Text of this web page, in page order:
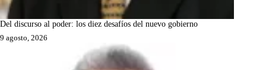
Del discurso al poder: los diez desafíos del nuevo gobierno
9 agosto, 2026